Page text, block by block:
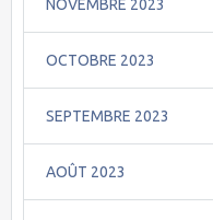
NOVEMBRE 2023
OCTOBRE 2023
SEPTEMBRE 2023
AOÛT 2023